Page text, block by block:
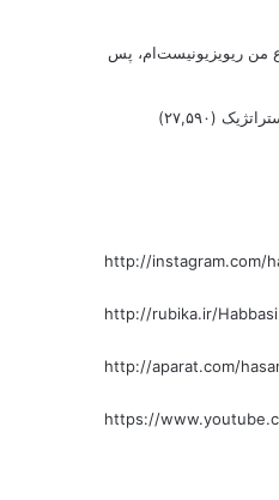
۳ خرداد ۹۴ با موضوع من ریویزیونیست‌ام، پس
(۲۷,۵۹۰)
http://instagram.com/
http://rubika.ir/
http://aparat.com/
https://